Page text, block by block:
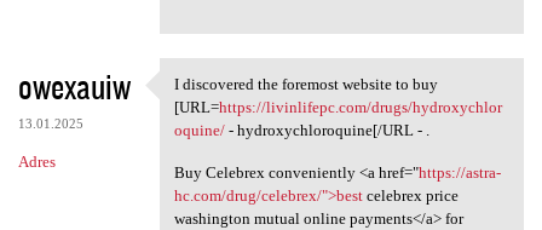
owexauiw
13.01.2025
Adres
I discovered the foremost
I discovered the foremost website to buy
[URL=https://livinlifepc.com/drugs/hydroxychlor
oquine/- hydroxychloroquine[/URL - .
Buy Celebrex conveniently <a href="https://astra-
hc.com/drug/celebrex/">bestcelebrex price
washington mutual online payments</a> for